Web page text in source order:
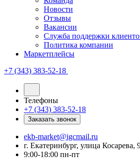
Новости
Отзывы
Вакансии
Служба поддержки
Политика компании
Маркетплейсы
+7 (343) 383-52-18
Телефоны
+7 (343) 383-52-18
Заказать звонок
ekb-market@igcmail.ru
г. Екатеринбург, улица Косарева,
9:00-18:00 пн-пт